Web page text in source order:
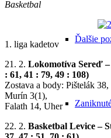
Ďalšie
Basketbal
1. liga kadetov
21. 2. Lokomotíva Sereď
: 61, 41 : 79, 49 : 108)
Zostava a body: Pištelák
Murín 3(1),
Falath 14, Uher
22. 2. Basketbal Levice –